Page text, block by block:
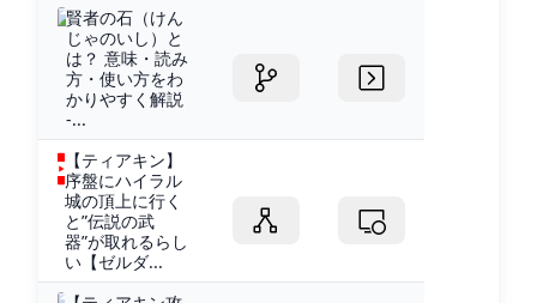
賢者の石（けん
じゃのいし）と
は？ 意味・読み
方・使い方をわ
かりやすく解説
-...
【ティアキン】
序盤にハイラル
城の頂上に行く
と”伝説の武
器”が取れるらし
い【ゼルダ...